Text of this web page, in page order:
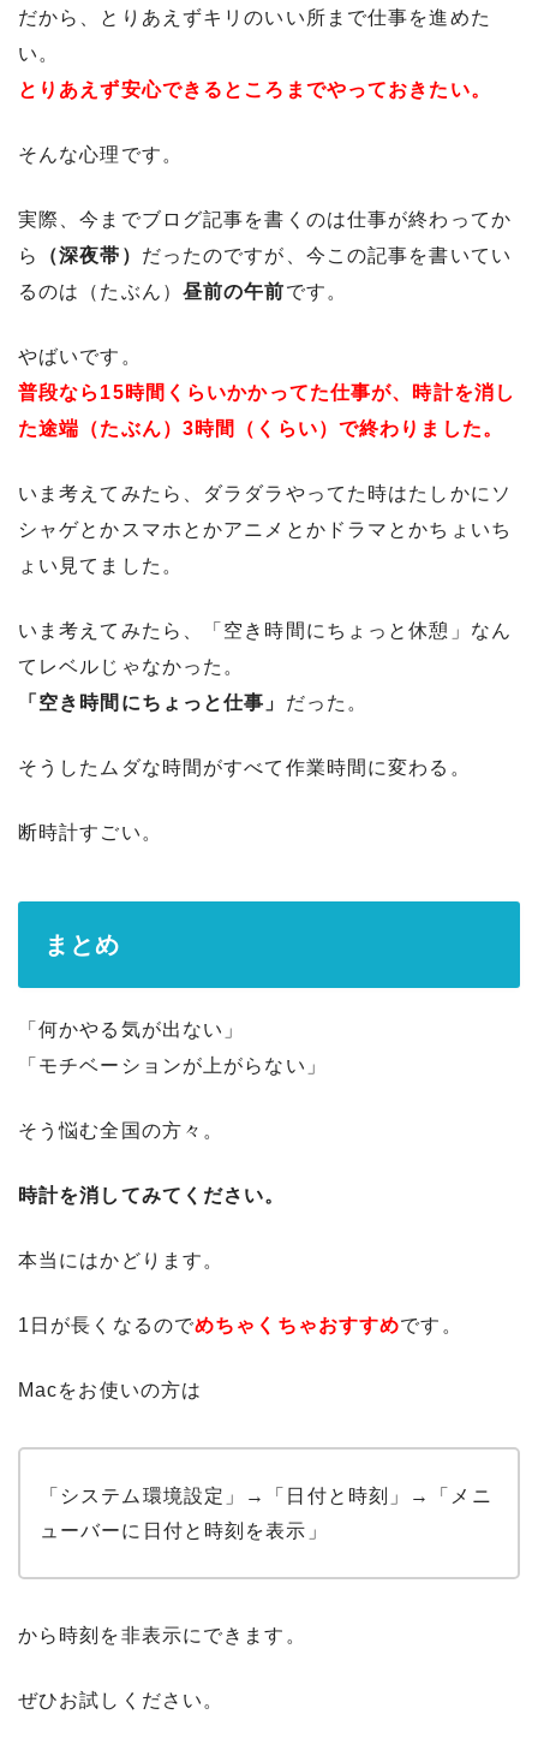
だから、とりあえずキリのいい所まで仕事を進めた
い。
とりあえず安心できるところまでやっておきたい。
そんな心理です。
実際、今までブログ記事を書くのは仕事が終わってか
ら
（深夜帯） だったのですが、今この記事を書いてい
るのは（たぶん） 昼前の午前です。
やばいです。
普段なら15時間くらいかかってた仕事が、時計を消し
た途端（たぶん）3時間（くらい）で終わりました。
いま考えてみたら、ダラダラやってた時はたしかにソ
シャゲとかスマホとかアニメとかドラマとかちょいち
ょい見てました。
いま考えてみたら、「空き時間にちょっと休憩」なん
てレベルじゃなかった。
「空き時間にちょっと仕事」 だった。
そうしたムダな時間がすべて作業時間に変わる。
断時計すごい。
まとめ
「何かやる気が出ない」
「モチベーションが上がらない」
そう悩む全国の方々。
時計を消してみてください。
本当にはかどります。
1日が長くなるのでめちゃくちゃおすすめです。
Macをお使いの方は
「システム環境設定」→「日付と時刻」→「メニ
ューバーに日付と時刻を表示」
から時刻を非表示にできます。
ぜひお試しください。